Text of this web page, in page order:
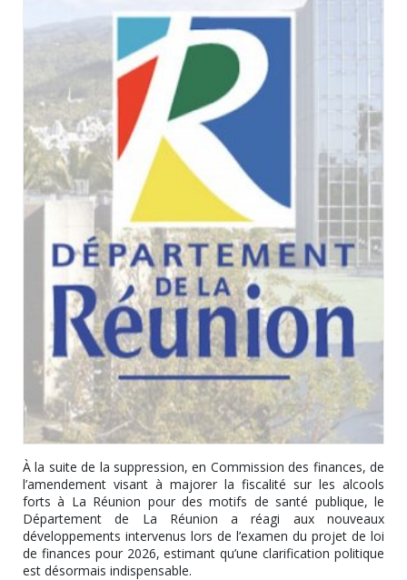
À la suite de la suppression, en Commission des finances, de
l’amendement visant à majorer la fiscalité sur les alcools
forts à La Réunion pour des motifs de santé publique, le
Département de La Réunion a réagi aux nouveaux
développements intervenus lors de l’examen du projet de loi
de finances pour 2026, estimant qu’une clarification politique
est désormais indispensable.